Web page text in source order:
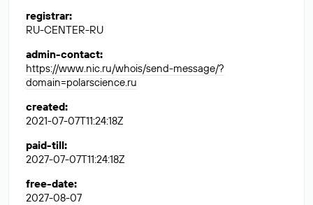
registrar:
RU-CENTER-RU
admin-contact:
https://www.nic.ru/whois/send-message/?
domain=polarscience.ru
created:
2021-07-07T11:24:18Z
paid-till:
2027-07-07T11:24:18Z
free-date:
2027-08-07